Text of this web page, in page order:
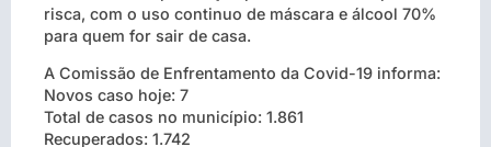
risca, com o uso continuo de máscara e álcool 70%
para quem for sair de casa.
A Comissão de Enfrentamento da Covid-19 informa:
Novos caso hoje: 7
Total de casos no município: 1.861
Recuperados: 1.742